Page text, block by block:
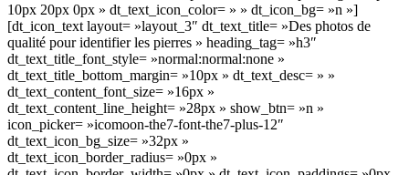
10px 20px 0px » dt_text_icon_color= » » dt_icon_bg= »n »]
[dt_icon_text layout= »layout_3″ dt_text_title= »Des photos de
qualité pour identifier les pierres » heading_tag= »h3″
dt_text_title_font_style= »normal:normal:none »
dt_text_title_bottom_margin= »10px » dt_text_desc= » »
dt_text_content_font_size= »16px »
dt_text_content_line_height= »28px » show_btn= »n »
icon_picker= »icomoon-the7-font-the7-plus-12″
dt_text_icon_bg_size= »32px »
dt_text_icon_border_radius= »0px »